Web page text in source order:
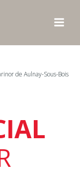
de Aulnay-Sous-Bois